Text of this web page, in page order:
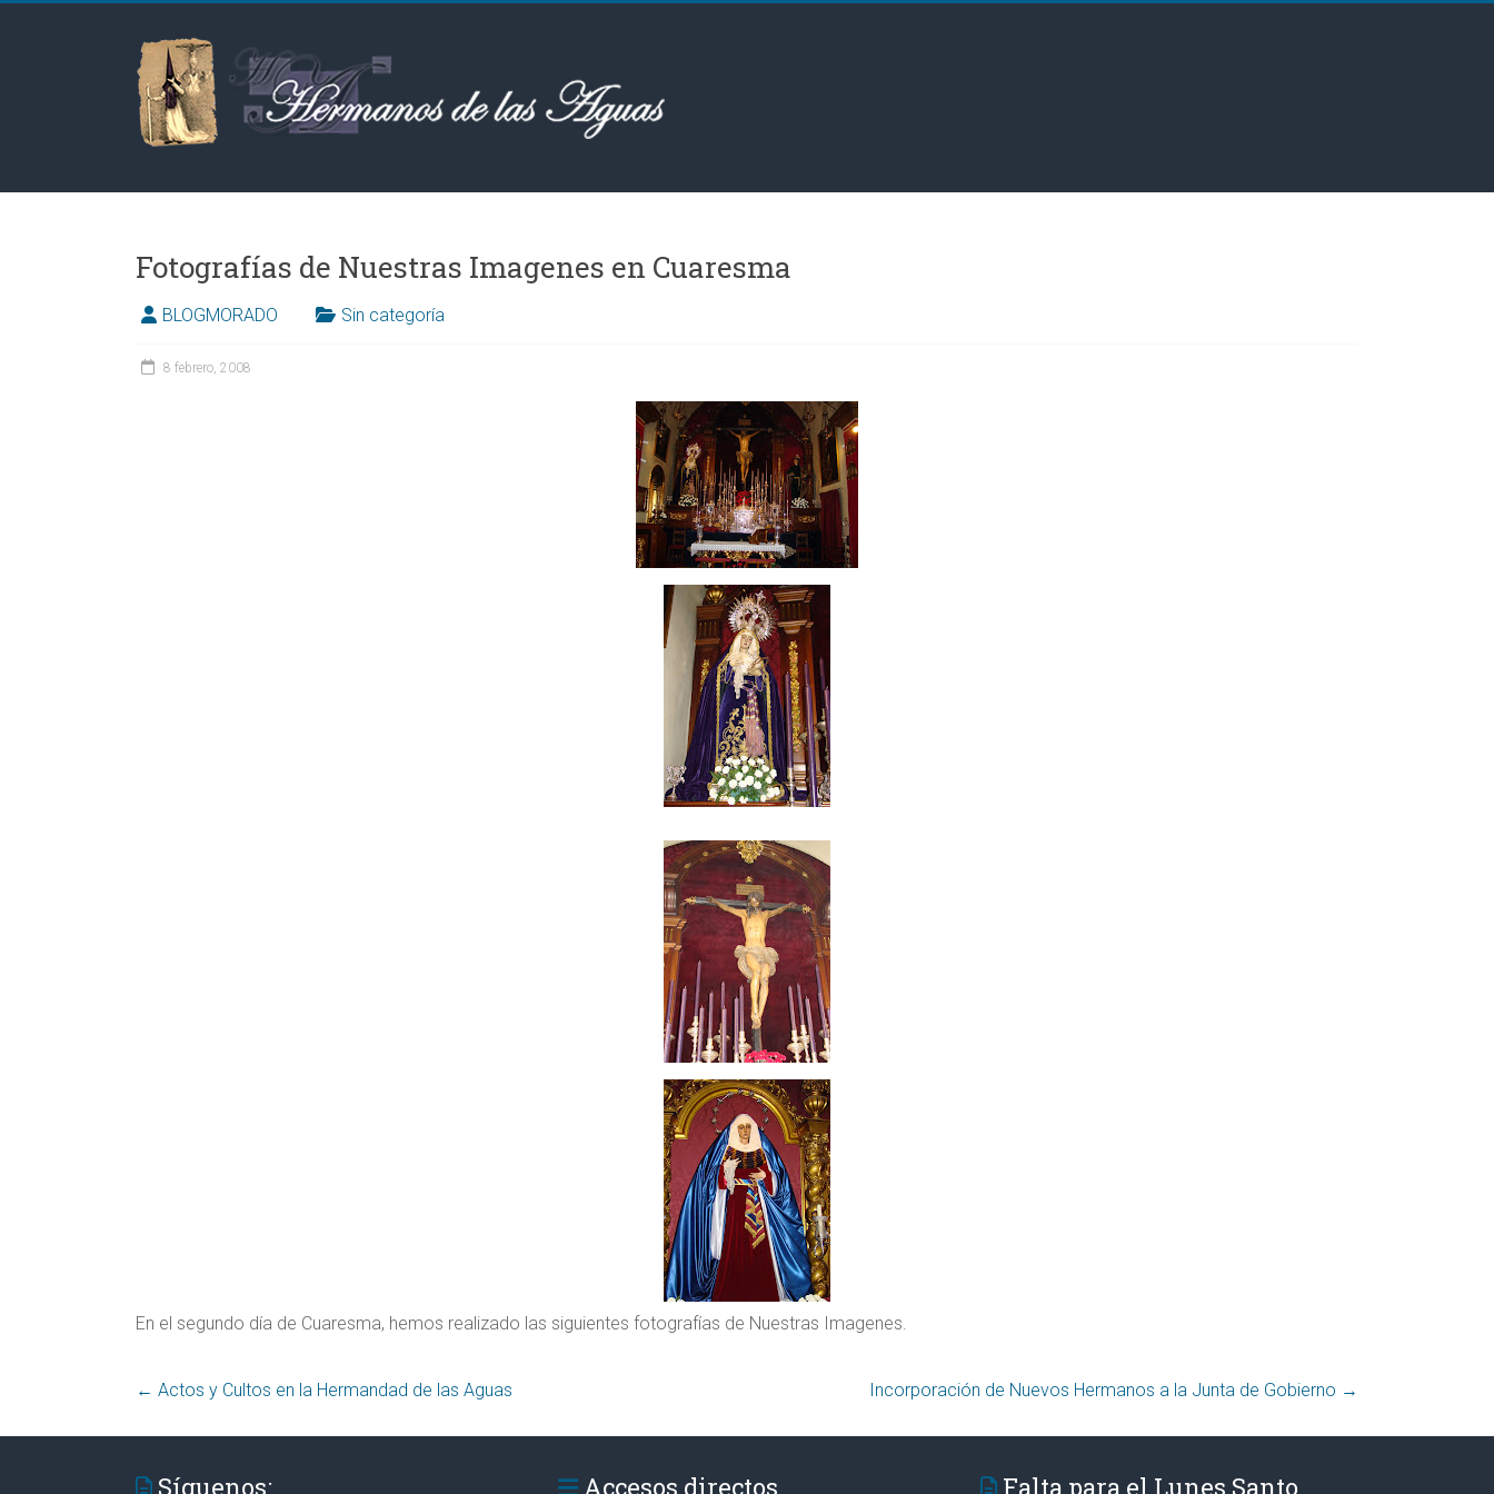
Hermanos
de
las
Aguas
Fotografías de Nuestras Imagenes en Cuaresma
BLOGMORADO Sin categoría
8 febrero, 2008
En el segundo día de Cuaresma, hemos realizado las siguientes fotografías de Nuestras Imagenes.
← Actos y Cultos en la Hermandad de las Aguas Incorporación de Nuevos Hermanos a la Junta de Gobierno →
Síguenos: Accesos directos Falta para el Lunes Santo